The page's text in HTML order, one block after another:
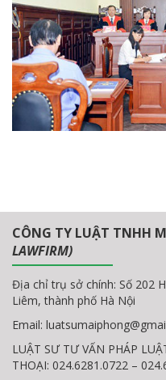
CÔNG TY LUẬT TNHH
LAWFIRM)
Địa chỉ trụ sở chính: Số 202
Liêm, thành phố Hà Nội
Email:
LUẬT SƯ TƯ VẤN PHÁP
THOẠI: 024.6281.0722 –